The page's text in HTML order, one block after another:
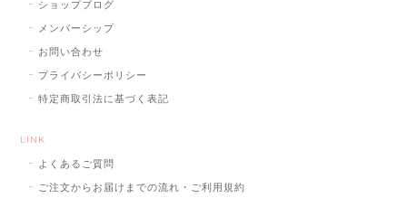
ショップブログ
メンバーシップ
お問い合わせ
プライバシーポリシー
特定商取引法に基づく表記
LINK
よくあるご質問
ご注文からお届けまでの流れ・ご利用規約